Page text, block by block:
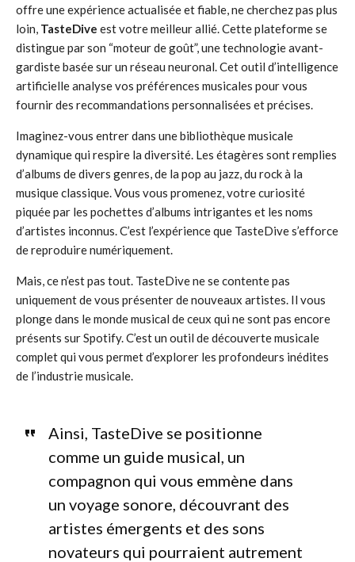
offre une expérience actualisée et fiable, ne cherchez pas plus
loin, TasteDive est votre meilleur allié. Cette plateforme se
distingue par son “moteur de goût”, une technologie avant-
gardiste basée sur un réseau neuronal. Cet outil d’intelligence
artificielle analyse vos préférences musicales pour vous
fournir des recommandations personnalisées et précises.
Imaginez-vous entrer dans une bibliothèque musicale
dynamique qui respire la diversité. Les étagères sont remplies
d’albums de divers genres, de la pop au jazz, du rock à la
musique classique. Vous vous promenez, votre curiosité
piquée par les pochettes d’albums intrigantes et les noms
d’artistes inconnus. C’est l’expérience que TasteDive s’efforce
de reproduire numériquement.
Mais, ce n’est pas tout. TasteDive ne se contente pas
uniquement de vous présenter de nouveaux artistes. Il vous
plonge dans le monde musical de ceux qui ne sont pas encore
présents sur Spotify. C’est un outil de découverte musicale
complet qui vous permet d’explorer les profondeurs inédites
de l’industrie musicale.
Ainsi, TasteDive se positionne
comme un guide musical, un
compagnon qui vous emmène dans
un voyage sonore, découvrant des
artistes émergents et des sons
novateurs qui pourraient autrement